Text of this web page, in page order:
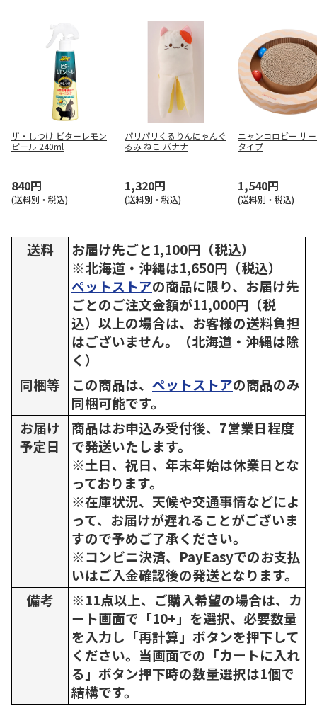
ザ・しつけ ビターレモン
ピール 240ml
840円
(送料別・税込)
パリパリくるりんにゃんぐ
るみ ねこ バナナ
1,320円
(送料別・税込)
ニャンコロビー サ
タイプ
1,540円
(送料別・税込)
送料
お届け先ごと1,100円（税込）
※北海道・沖縄は1,650円（税込）
ペットストアの商品に限り、お届け先
ごとのご注文金額が11,000円（税
込）以上の場合は、お客様の送料負担
はございません。（北海道・沖縄は除
く）
同梱等
この商品は、 ペットストアの商品のみ
同梱可能です。
お届け
予定日
商品はお申込み受付後、7営業日程度
で発送いたします。
※土日、祝日、年末年始は休業日とな
っております。
※在庫状況、天候や交通事情などによ
って、お届けが遅れることがございま
すので予めご了承ください。
※コンビニ決済、PayEasyでのお支払
いはご入金確認後の発送となります。
備考
※11点以上、ご購入希望の場合は、カ
ート画面で「10+」を選択、必要数量
を入力し「再計算」ボタンを押下して
ください。当画面での「カートに入れ
る」ボタン押下時の数量選択は1個で
結構です。